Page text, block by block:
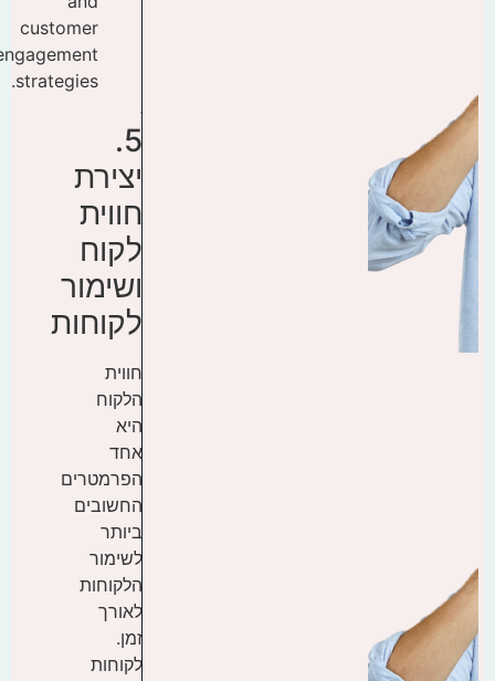
5.
יצירת
חווית
לקוח
ושימור
לקוחות
חווית
הלקוח
היא
אחד
הפרמטרים
החשובים
ביותר
לשימור
הלקוחות
לאורך
זמן.
לקוחות